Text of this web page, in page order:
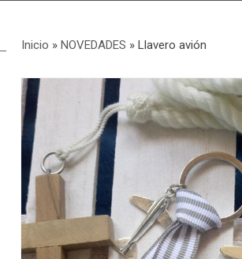
Inicio » NOVEDADES » Llavero avión